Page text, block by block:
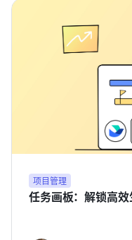
项目管理
任务画板：解锁高